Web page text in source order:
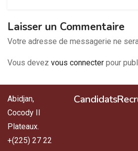
Laisser un Commentaire
Votre adresse de messagerie ne
Vous devez vous connecter pour
Abidjan,
Cocody II
Plateaux.
+(225) 27 22
Candidats